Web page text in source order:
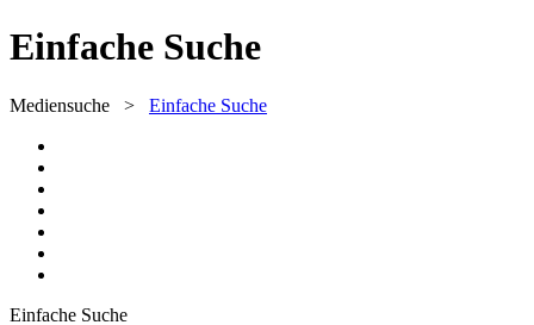
Einfache Suche
Mediensuche > Einfache Suche
Einfache Suche